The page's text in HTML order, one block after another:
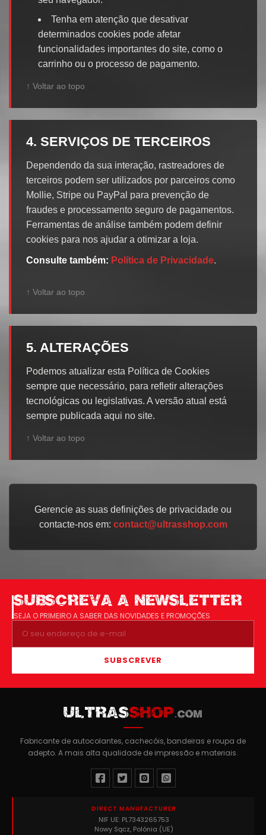
Tenha em atenção que desativar
determinados cookies pode afetar
funcionalidades importantes do site, como o
carrinho ou o processo de pagamento.
↑ Voltar ao topo
4. SERVIÇOS DE TERCEIROS
Dependendo da sua interação, rastreadores de
terceiros podem ser utilizados por parceiros como
Mollie, Stripe ou PayPal para prevenção de
fraudes e processamento seguro de pagamentos.
Ferramentas de análise também podem definir
cookies para nos ajudar a otimizar a loja.
Consulte também: Política de Privacidade.
↑ Voltar ao topo
5. ALTERAÇÕES
Podemos atualizar esta Política de Cookies
sempre que necessário, para refletir alterações
tecnológicas ou legislativas. A versão atual está
sempre publicada aqui no site.
↑ Voltar ao topo
Gerencie as suas definições de privacidade ou
contacte-nos em: contact@ultrasshop.com
SUBSCREVA A NEWSLETTER
SEJA O PRIMEIRO A SABER DAS NOVIDADES E PROMOÇÕES
SUBSCREVER
ULTRASSHOP.COM
Fabricante de autocolantes, cachecóis, bandeiras e roupa de
adepto. A mais alta qualidade de impressão e materiais.
DIRECT MANUFACTURER
NIF UE: PL7343265753
Nowy Sącz, Polónia (UE)